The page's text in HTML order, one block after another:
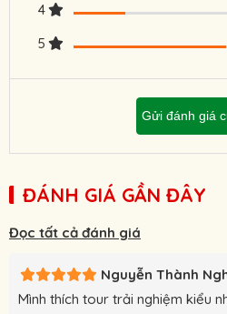
4
5
Gửi đánh giá
ĐÁNH GIÁ GẦN ĐÂY
Đọc tất cả đánh giá
Nguyễn Thành
Mình thích tour trải nghiệm kiểu